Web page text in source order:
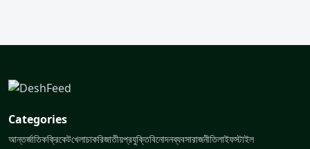
Categories
আন্তর্জাতিকক্রিকেটখেলাচাকরিজাতীয়প্রযুক্তিবিনোদনব্যবসারাজনীতিলাইফস্টাইল